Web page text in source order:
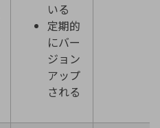
いる
定期的
にバー
ジョン
アップ
される